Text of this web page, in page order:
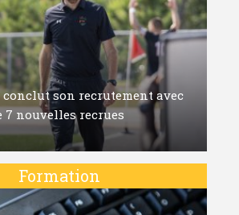
son recrutement avec
7 nouvelles recrues
Formation